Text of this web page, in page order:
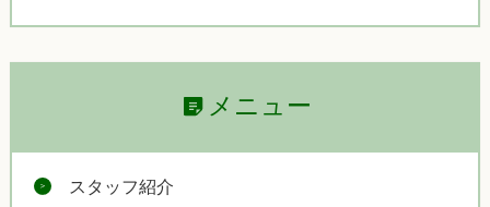
メニュー
スタッフ紹介